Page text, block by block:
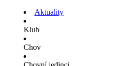
Aktuality
Klub
Chov